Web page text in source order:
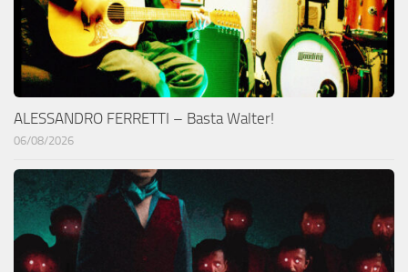
ALESSANDRO FERRETTI – Basta Walter!
06/08/2026